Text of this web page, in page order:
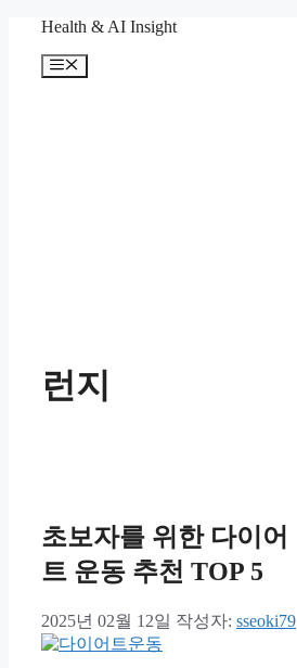
Health & AI Insight
메
런지
초보자를 위한 다이어
트 운동 추천 TOP 5
2025년 02월 12일 작성자: sseoki79